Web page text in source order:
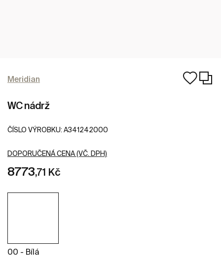
Meridian
WC nádrž
ČÍSLO VÝROBKU: A341242000
DOPORUČENÁ CENA (VČ. DPH)
8773,71 Kč
00 - Bílá